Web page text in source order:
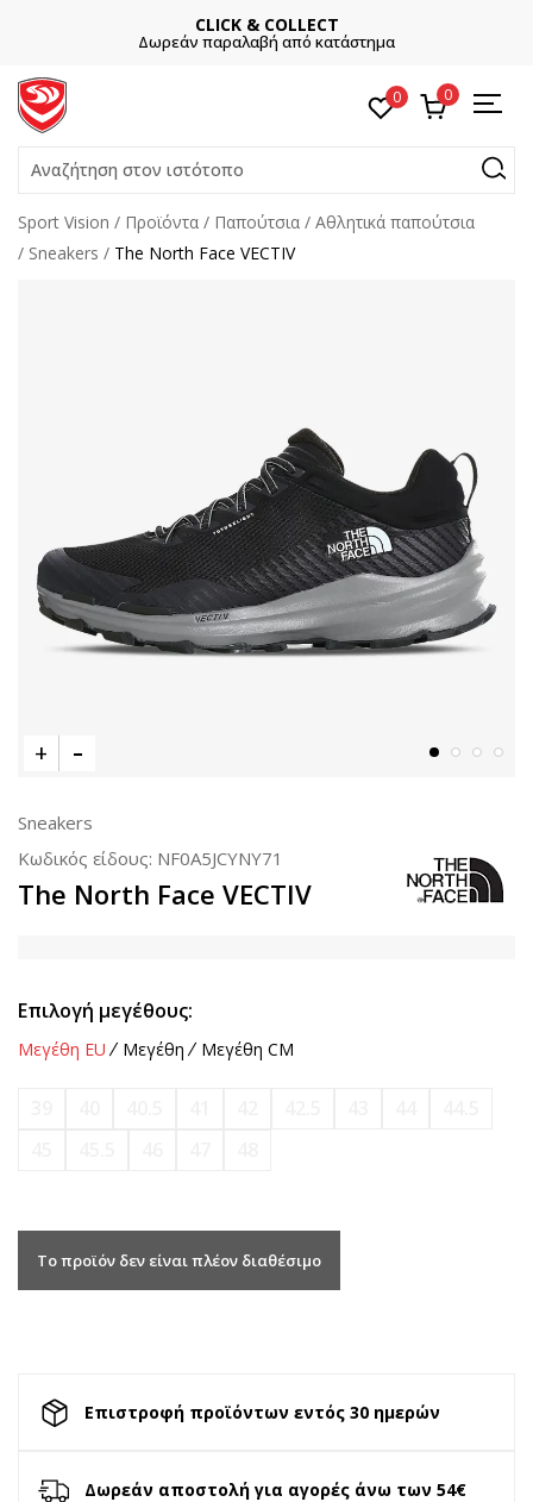
CLICK & COLLECT
Δωρεάν παραλαβή από κατάστημα
0 0
Αναζήτηση στον ιστότοπο
Sport Vision Προϊόντα Παπούτσια
Αθλητικά παπούτσια
Sneakers
The North Face VECTIV
Sneakers
Κωδικός είδους: NF0A5JCYNY71
The North Face VECTIV
Επιλογή μεγέθους:
Μεγέθη EU Μεγέθη Μεγέθη CM
Το προϊόν δεν είναι πλέον διαθέσιμο
Επιστροφή προϊόντων εντός 30 ημερών
Δωρεάν αποστολή για αγορές άνω των 54€